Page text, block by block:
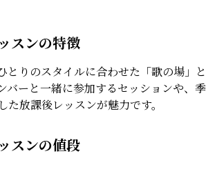
スンの特徴
とりのスタイルに合わせた「歌の場」と
バーと一緒に参加するセッションや、
放課後レッスンが魅力です。
スンの値段